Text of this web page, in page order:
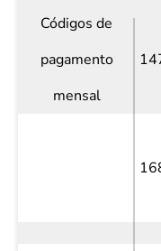
Códigos de
pagamento
mensal